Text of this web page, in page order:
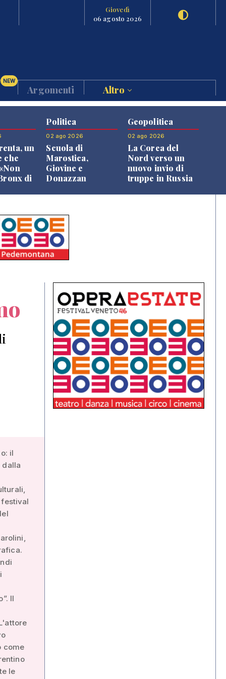
Giovedì
06 agosto 2026
NEW
Argomenti Altro
un
che
di
Politica
02 ago 2026
Scuola di
Marostica,
Giovine e
Donazzan
Geopolitica
02 ago 2026
La Corea del
Nord verso un
nuovo invio di
truppe in Russia
il
dalla
Il
come
le